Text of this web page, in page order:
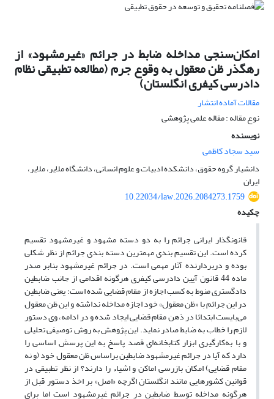
امکان‌سنجی مداخله ضابط در جرائم «غیرمشهود» از
رهگذر ظن معقول به وقوع جرم (مطالعه تطبیقی نظام
دادرسی کیفری انگلستان)
مقالات آماده انتشار
نوع مقاله : مقاله علمی پژوهشی
نویسنده
سید سجاد کاظمی
دانشیار گروه حقوق، دانشکده ادبیات و علوم انسانی، دانشگاه ملایر، ملایر،
ایران
10.22034/law.2026.2084273.1759
چکیده
قانونگذار ایرانی جرائم را به دو دسته مشهود و غیرمشهود تقسیم
کرده است. این تقسیم بندی مهمترین دسته بندی جرائم از نظر شکلی
بوده و دربردارنده آثار مهمی است. در جرائم غیرمشهود بنابر صدر
ماده 44 قانون آیین دادرسی کیفری هرگونه اقدامی از جانب ضابطین
دادگستری منوط به کسب اجازه از مقام قضایی شده است؛ یعنی ضابطین
در این جرائم با «ظن معقول» خود اجازه مداخله نداشته و این ظن معقول
می‌بایست ابتدائا در ذهن مقام قضایی ایجاد شده و در ادامه، وی دستور
لازم را خطاب به ضابط صادر نماید. این پژوهش به روش توصیفی تحلیلی
و با به‌کارگیری ابزار کتابخانه‌ای قصد پاسخ به این پرسش اساسی را
دارد که آیا در جرائم غیرمشهود ضابطین براساس ظن معقول خود (و نه
مقام قضایی) امکان بازرسی اماکن و اشیاء را دارند؟ از نظر تطبیقی در
قوانین کشورهایی مانند انگلستان اگرچه «اصل» بر اخذ دستور قبل از
هرگونه مداخله توسط ضابطین در جرائم غیرمشهود است اما برای